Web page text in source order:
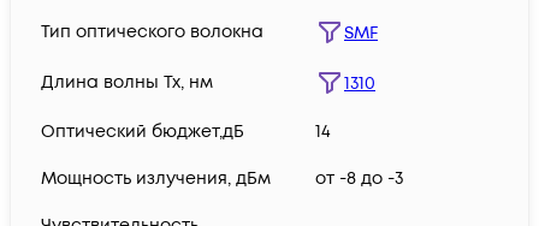
Тип оптического волокна SMF
Длина волны Tx, нм 1310
Оптический бюджет,дБ 14
Мощность излучения, дБм от -8 до -3